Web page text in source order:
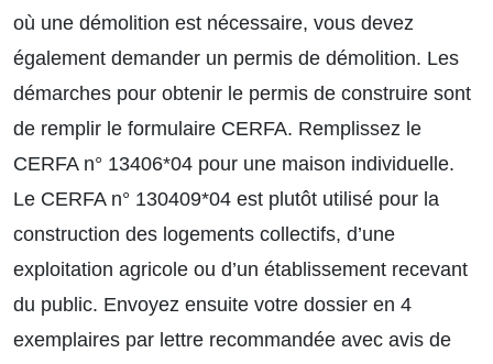
où une démolition est nécessaire, vous devez
également demander un permis de démolition. Les
démarches pour obtenir le permis de construire sont
de remplir le formulaire CERFA. Remplissez le
CERFA n° 13406*04 pour une maison individuelle.
Le CERFA n° 130409*04 est plutôt utilisé pour la
construction des logements collectifs, d’une
exploitation agricole ou d’un établissement recevant
du public. Envoyez ensuite votre dossier en 4
exemplaires par lettre recommandée avec avis de